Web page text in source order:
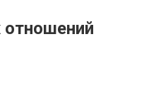
отношений